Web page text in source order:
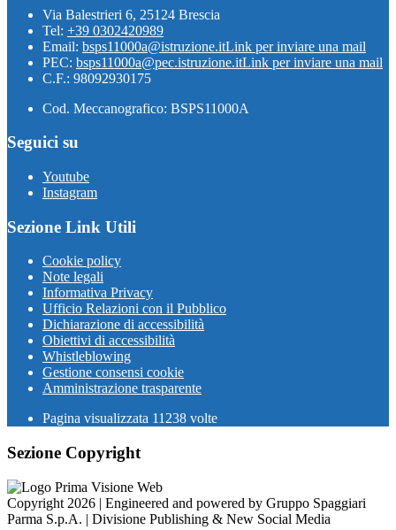
Via Balestrieri 6, 25124 Brescia
Tel: +39 0302420989
Email: bsps11000a@istruzione.itLink per inviare una mail
PEC: bsps11000a@pec.istruzione.itLink per inviare una mail
C.F.: 98092930175
Cod. Meccanografico: BSPS11000A
Seguici su
Youtube
Instagram
Sezione Link Utili
Cookie policy
Note legali
Informativa Privacy
Ufficio Relazioni con il Pubblico
Dichiarazione di accessibilità
Obiettivi di accessibilità
Whistleblowing
Gestione consensi cookie
Amministrazione trasparente
Pagina visualizzata 11238 volte
Sezione Copyright
Copyright 2026 | Engineered and powered by Gruppo Spaggiari
Parma S.p.A. | Divisione Publishing & New Social Media